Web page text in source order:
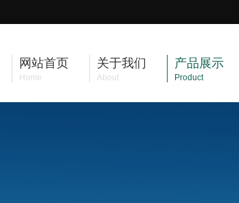
网站首页
Home
关于我们
About
产品展示
Product